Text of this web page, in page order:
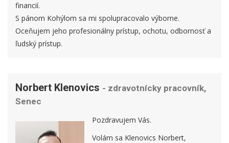
financií.
S pánom Kohýlom sa mi spolupracovalo výborne.
Oceňujem jeho profesionálny prístup, ochotu, odbornosť a
ľudský prístup.
Norbert Klenovics - zdravotnícky pracovník,
Senec
Pozdravujem Vás.
Volám sa Klenovics Norbert,